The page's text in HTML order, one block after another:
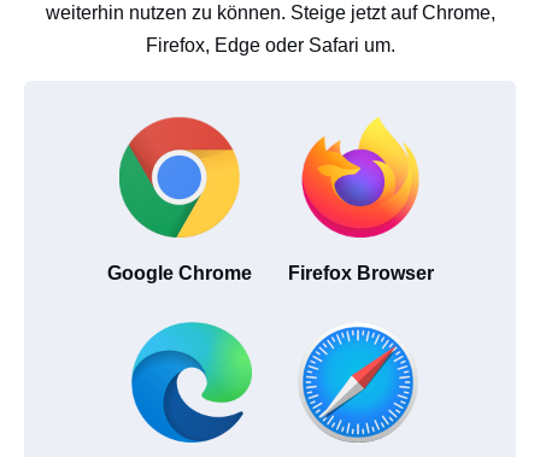
weiterhin nutzen zu können. Steige jetzt auf Chrome,
Firefox, Edge oder Safari um.
Google Chrome Firefox Browser